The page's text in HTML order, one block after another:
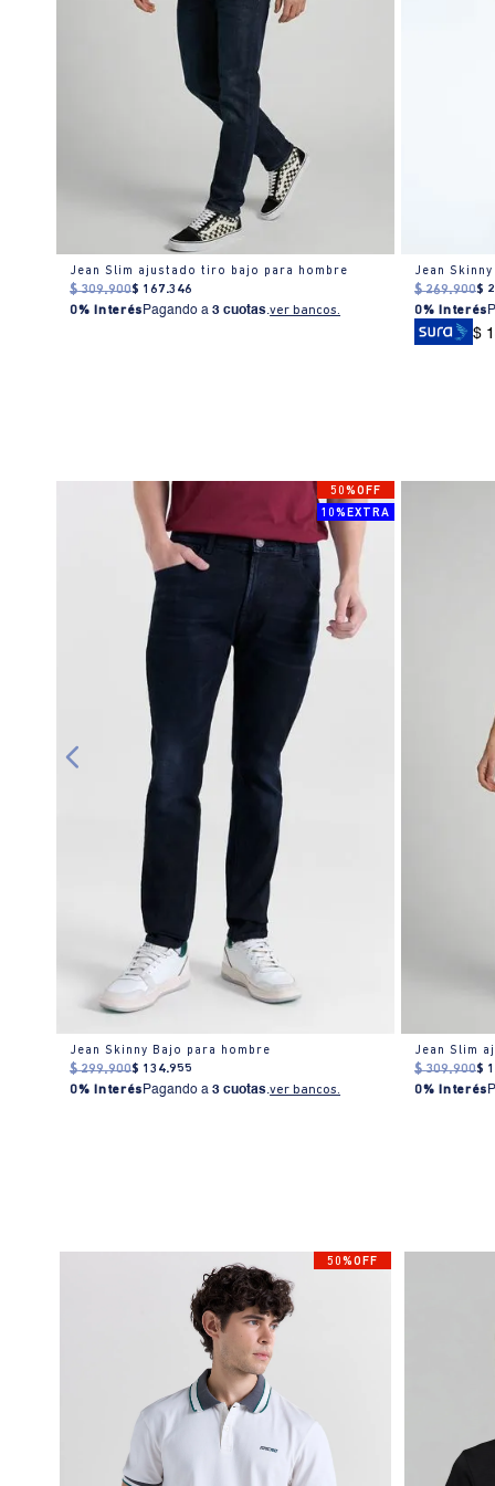
Jean Slim ajustado tiro bajo para hombre
$ 309.900$ 167.346
0% Interés Pagando a3 cuotas.ver bancos.
Jean
$ 269.900$
0% Interés
$
50%OFF
10%EXTRA
Jean Skinny Bajo para hombre
$ 299.900$ 134.955
0% Interés Pagando a3 cuotas.ver bancos.
Jean Slim
$ 309.900$
0% Interés
50%OFF